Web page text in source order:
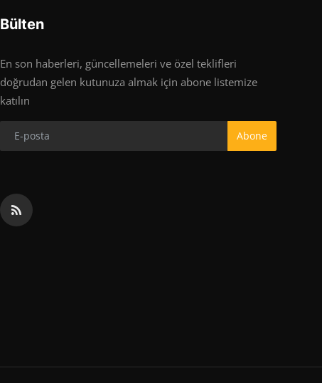
Bülten
En son haberleri, güncellemeleri ve özel teklifleri
doğrudan gelen kutunuza almak için abone listemize
katılın
Abone